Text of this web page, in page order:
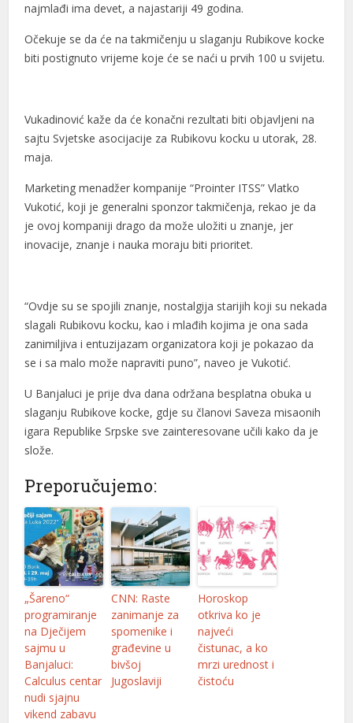
najmlađi ima devet, a najastariji 49 godina.
Očekuje se da će na takmičenju u slaganju Rubikove kocke
biti postignuto vrijeme koje će se naći u prvih 100 u svijetu.
Vukadinović kaže da će konačni rezultati biti objavljeni na
sajtu Svjetske asocijacije za Rubikovu kocku u utorak, 28.
maja.
Marketing menadžer kompanije “Prointer ITSS” Vlatko
Vukotić, koji je generalni sponzor takmičenja, rekao je da
je ovoj kompaniji drago da može uložiti u znanje, jer
inovacije, znanje i nauka moraju biti prioritet.
“Ovdje su se spojili znanje, nostalgija starijih koji su nekada
slagali Rubikovu kocku, kao i mlađih kojima je ona sada
zanimiljiva i entuzijazam organizatora koji je pokazao da
se i sa malo može napraviti puno”, naveo je Vukotić.
U Banjaluci je prije dva dana održana besplatna obuka u
slaganju Rubikove kocke, gdje su članovi Saveza misaonih
igara Republike Srpske sve zainteresovane učili kako da je
slože.
Preporučujemo:
„Šareno“
programiranje
na Dječijem
sajmu u
Banjaluci:
Calculus centar
nudi sjajnu
vikend zabavu
CNN: Raste
zanimanje za
spomenike i
građevine u
bivšoj
Jugoslaviji
Horoskop
otkriva ko je
najveći
čistunac, a ko
mrzi urednost i
čistoću